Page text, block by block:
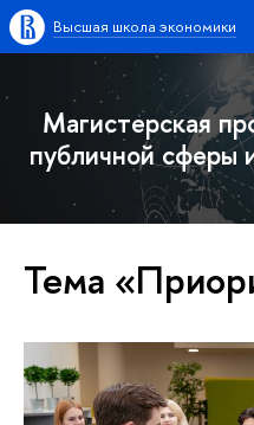
Высшая школа экономики
Магистерская
публичной сферы
Тема